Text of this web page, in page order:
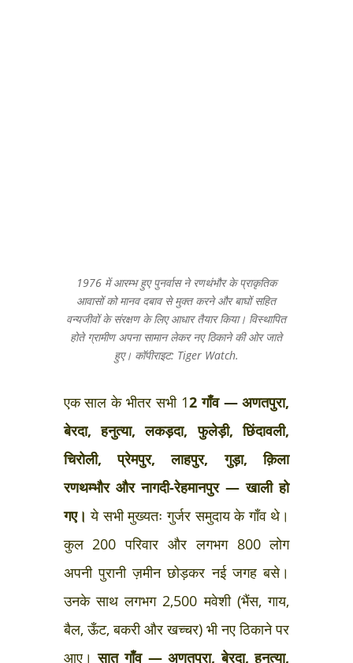
1976 में आरम्भ हुए पुनर्वास ने रणथंभौर के प्राकृतिक
आवासों को मानव दबाव से मुक्त करने और बाघों सहित
वन्यजीवों के संरक्षण के लिए आधार तैयार किया। विस्थापित
होते ग्रामीण अपना सामान लेकर नए ठिकाने की ओर जाते
हुए। कॉपीराइट: Tiger Watch.
एक साल के भीतर सभी 12 गाँव — अणतपुरा,
बेरदा, हनुत्या, लकड़दा, फुलेड़ी, छिंदावली,
चिरोली, प्रेमपुर, लाहपुर, गुड़ा, क़िला
रणथम्भौर और नागदी-रेहमानपुर — खाली हो
गए। ये सभी मुख्यतः गुर्जर समुदाय के गाँव थे।
कुल 200 परिवार और लगभग 800 लोग
अपनी पुरानी ज़मीन छोड़कर नई जगह बसे।
उनके साथ लगभग 2,500 मवेशी (भैंस, गाय,
बैल, ऊँट, बकरी और खच्चर) भी नए ठिकाने पर
आए।सात गाँव — अणतपुरा, बेरदा, हनुत्या,